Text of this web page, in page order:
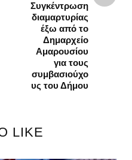
Συγκέντρωση
διαμαρτυρίας
έξω από το
Δημαρχείο
Αμαρουσίου
για τους
συμβασιούχο
υς του Δήμου
LIKE